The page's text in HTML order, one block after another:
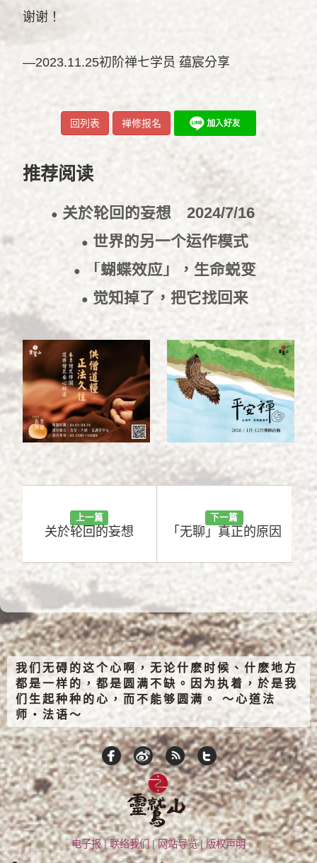
谢谢！
—2023.11.25初阶禅七学员 蕴宸分享
回列表 禅修报名
推荐阅读
● 关於轮回的妄想 2024/7/16
● 世界的另一个运作模式
2024/7/15
●
「蝴蝶效应」，生命蜕变
2024/7/9
● 觉知掉了，把它找回来
2024/6/24
上一篇
关於轮回的妄想
下一篇
「无聊」真正的原因
我们无碍的这个心啊，无论什麽时候、什麽地方
都是一样的，都是圆满不缺。因为执着，於是我
们生起种种的心，而不能够圆满。 ～心道法
师‧法语～
电子报|联络我们|网站导览| 版权声明